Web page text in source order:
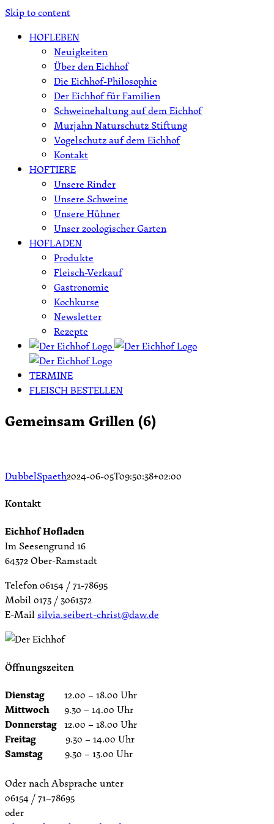
Skip to content
HOFLEBEN
Neuigkeiten
Über den Eichhof
Die Eichhof-Philosophie
Der Eichhof für Familien
Schweinehaltung auf dem Eichhof
Murjahn Naturschutz Stiftung
Vogelschutz auf dem Eichhof
Kontakt
HOFTIERE
Unsere Rinder
Unsere Schweine
Unsere Hühner
Unser zoologischer Garten
HOFLADEN
Produkte
Fleisch-Verkauf
Gastronomie
Kochkurse
Newsletter
Rezepte
TERMINE
FLEISCH BESTELLEN
Gemeinsam Grillen (6)
DubbelSpaeth2024-06-05T09:50:38+02:00
Kontakt
Eichhof Hofladen
Im Seesengrund 16
64372 Ober-Ramstadt
Telefon 06154 / 71-78695
Mobil 0173 / 3061372
E-Mailsilvia.seibert-christ@daw.de
Öffnungszeiten
Dienstag 12.00 – 18.00 Uhr
Mittwoch 9.30 – 14.00 Uhr
Donnerstag 12.00 – 18.00 Uhr
Freitag 9.30 – 14.00 Uhr
Samstag 9.30 – 13.00 Uhr
Oder nach Absprache unter
06154 / 71–78695
oder